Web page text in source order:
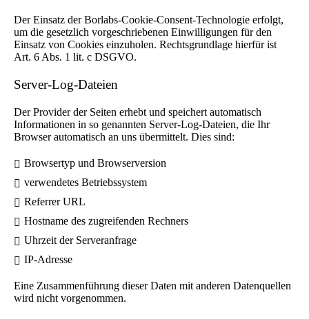
Der Einsatz der Borlabs-Cookie-Consent-Technologie erfolgt,
um die gesetzlich vorgeschriebenen Einwilligungen für den
Einsatz von Cookies einzuholen. Rechtsgrundlage hierfür ist
Art. 6 Abs. 1 lit. c DSGVO.
Server-Log-Dateien
Der Provider der Seiten erhebt und speichert automatisch
Informationen in so genannten Server-Log-Dateien, die Ihr
Browser automatisch an uns übermittelt. Dies sind:
Browsertyp und Browserversion
verwendetes Betriebssystem
Referrer URL
Hostname des zugreifenden Rechners
Uhrzeit der Serveranfrage
IP-Adresse
Eine Zusammenführung dieser Daten mit anderen Datenquellen
wird nicht vorgenommen.